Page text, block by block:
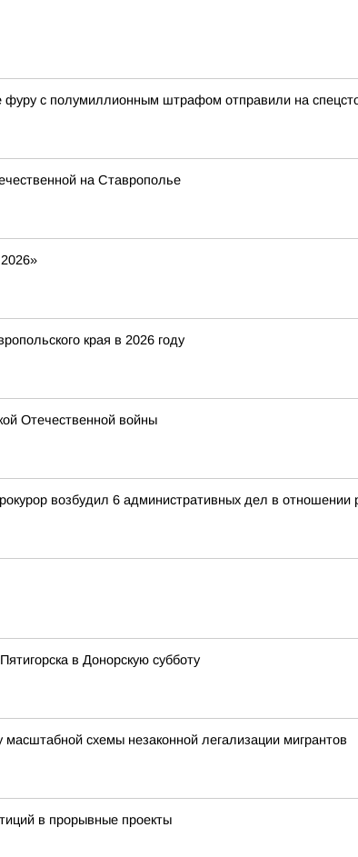
с полумиллионным штрафом отправили на
на Ставрополье
края в 2026 году
Отечественной войны
возбудил 6 административных дел в
в Донорскую субботу
схемы незаконной легализации мигрантов
в прорывные проекты